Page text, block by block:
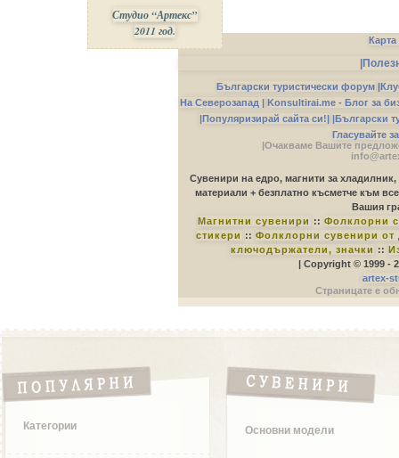
Студио “Артекс”
2011 год.
Български туристически форум |
На Северозапад | Konsultirai.me - Блог за
|Популяризирай сайта си!| |Български
Гласувайте
|Очакваме Вашите
Сувенири на едро, магнити за
материали + безплатно късметче към
Вашия
Магнитни сувенири :: Фолклорни
стикери :: Фолклорни сувенири
ключодържатели, значки ::
| Copyright © 1999 -
artex-
Страницате е
Категории Основни модели